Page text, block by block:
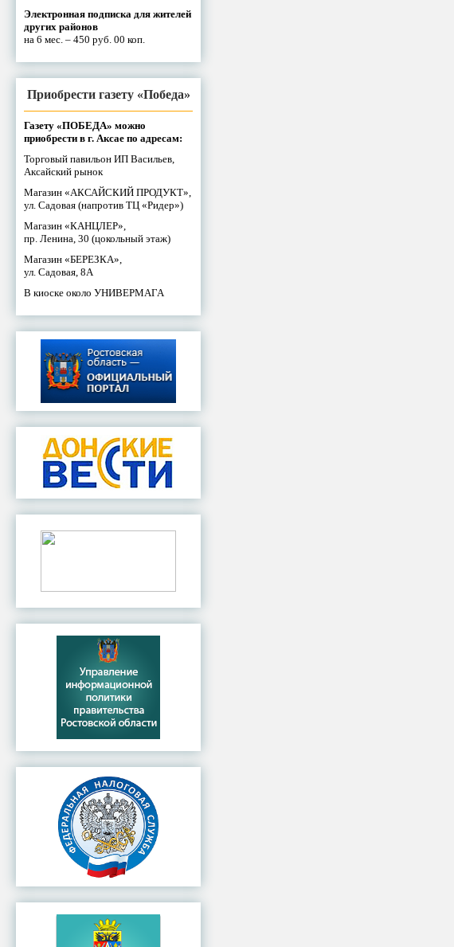
Электронная подписка для жителей
других районов
на 6 мес. – 450 руб. 00 коп.
Приобрести газету «Победа»
Газету «ПОБЕДА» можно
приобрести в г. Аксае по адресам:
Торговый павильон ИП Васильев,
Аксайский рынок
Магазин «АКСАЙСКИЙ ПРОДУКТ»,
ул. Садовая (напротив ТЦ «Ридер»)
Магазин «КАНЦЛЕР»,
пр. Ленина, 30 (цокольный этаж)
Магазин «БЕРЕЗКА»,
ул. Садовая, 8А
В киоске около УНИВЕРМАГА